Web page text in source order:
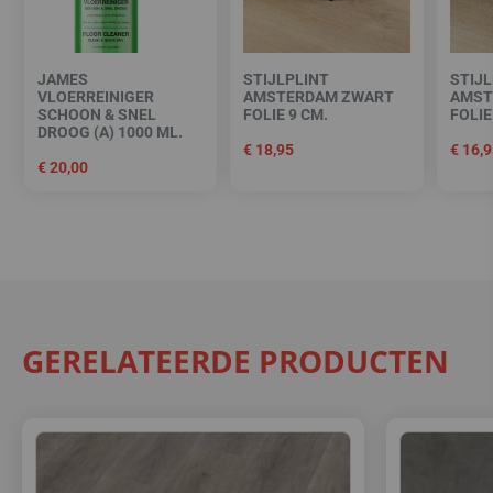
JAMES
VLOERREINIGER
SCHOON & SNEL
DROOG (A) 1000 ML.
€20,00
STIJLPLINT
AMSTERDAM ZWART
FOLIE 9 CM.
€ 18,95
FOLIE
€
GERELATEERDE PRODUCTEN